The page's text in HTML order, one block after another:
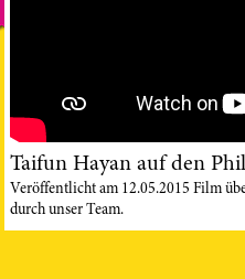
Taifun Hayan auf den
Veröffentlicht am 12.05.2015 Film
durch unser Team.